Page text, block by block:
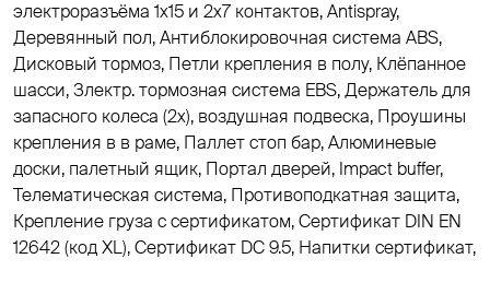
электроразъёма 1х15 и 2x7 контактов, Antispray,
Деревянный пол, Антиблокировочная система ABS,
Дисковый тормоз, Петли крепления в полу, Клёпанное
шасси, Злектр. тормозная система EBS, Держатель для
запасного колеса (2x), воздушная подвеска, Проушины
крепления в в раме, Паллет стоп бар, Aлюминевые
доски, палетный ящик, Портал дверей, Impact buffer,
Телематическая система, Противоподкатная защита,
Крепление груза с сертификатом, Cертификат DIN EN
12642 (код XL), Cертификат DC 9.5, Напитки сертификат,